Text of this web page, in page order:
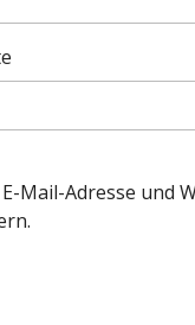
Mail-Adresse und